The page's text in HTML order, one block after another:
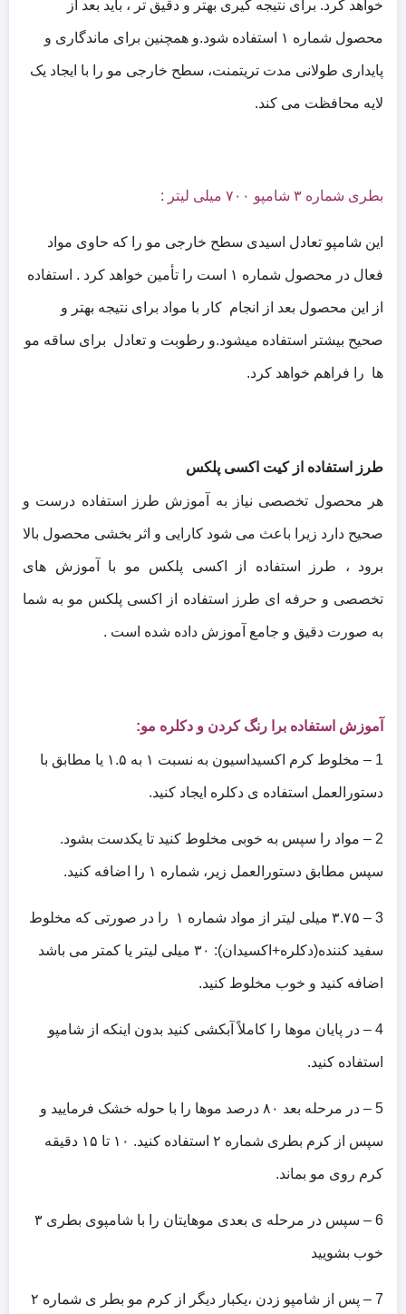
خواهد کرد. برای نتیجه گیری بهتر و دقیق تر ، باید بعد از
محصول شماره ۱ استفاده شود.و همچنین برای ماندگاری و
پایداری طولانی مدت تریتمنت، سطح خارجی مو را با ایجاد یک
لایه محافظت می کند.
بطری شماره ۳ شامپو ۷۰۰ میلی لیتر :
این شامپو تعادل اسیدی سطح خارجی مو را که حاوی مواد
فعال در محصول شماره ۱ است را تأمین خواهد کرد . استفاده
از این محصول بعد از انجام کار با مواد برای نتیجه بهتر و
صحیح بیشتر استفاده میشود.و رطوبت و تعادل برای ساقه مو
ها را فراهم خواهد کرد.
طرز استفاده از کیت اکسی پلکس
هر محصول تخصصی نیاز به آموزش طرز استفاده درست و
صحیح دارد زیرا باعث می شود کارایی و اثر بخشی محصول بالا
برود ، طرز استفاده از اکسی پلکس مو با آموزش های
تخصصی و حرفه ای طرز استفاده از اکسی پلکس مو به شما
به صورت دقیق و جامع آموزش داده شده است .
آموزش استفاده برا رنگ کردن و دکلره مو:
1 – مخلوط کرم اکسیداسیون به نسبت ۱ به ۱.۵ یا مطابق با
دستورالعمل استفاده ی دکلره ایجاد کنید.
2 – مواد را سپس به خوبی مخلوط کنید تا یکدست بشود.
سپس مطابق دستورالعمل زیر، شماره ۱ را اضافه کنید.
3 – ۳.۷۵ میلی لیتر از مواد شماره ۱ را در صورتی که مخلوط
سفید کننده(دکلره+اکسیدان): ۳۰ میلی لیتر یا کمتر می باشد
اضافه کنید و خوب مخلوط کنید.
4 – در پایان موها را کاملاً آبکشی کنید بدون اینکه از شامپو
استفاده کنید.
5 – در مرحله بعد ۸۰ درصد موها را با حوله خشک فرمایید و
سپس از کرم بطری شماره ۲ استفاده کنید. ۱۰ تا ۱۵ دقیقه
کرم روی مو بماند.
6 – سپس در مرحله ی بعدی موهایتان را با شامپوی بطری ۳
خوب بشویید